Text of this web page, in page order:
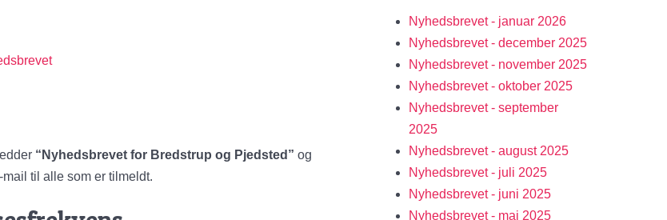
“Nyhedsbrevet for Bredstrup og Pjedsted” og
til alle som er tilmeldt.
Nyhedsbrevet - januar 2026
Nyhedsbrevet - december 2025
Nyhedsbrevet - november 2025
Nyhedsbrevet - oktober 2025
Nyhedsbrevet - september
2025
Nyhedsbrevet - august 2025
Nyhedsbrevet - juli 2025
Nyhedsbrevet - juni 2025
Nyhedsbrevet - maj 2025